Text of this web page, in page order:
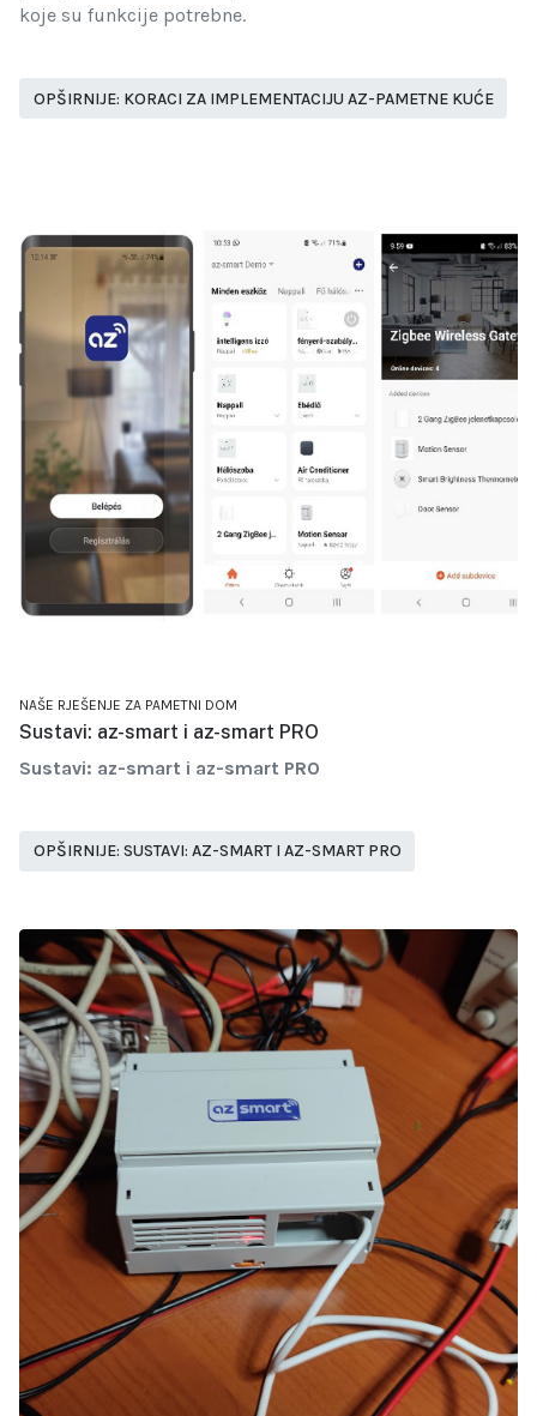
koje su funkcije potrebne.
OPŠIRNIJE: KORACI ZA IMPLEMENTACIJU AZ-PAMETNE KUĆE
NAŠE RJEŠENJE ZA PAMETNI DOM
Sustavi: az-smart i az-smart PRO
Sustavi: az-smart i az-smart PRO
OPŠIRNIJE: SUSTAVI: AZ-SMART I AZ-SMART PRO